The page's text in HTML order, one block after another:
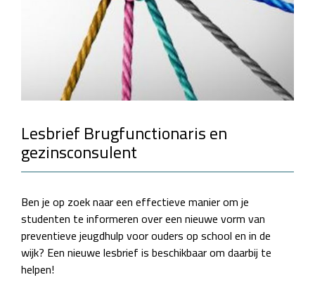
Lesbrief Brugfunctionaris en
gezinsconsulent
Ben je op zoek naar een effectieve manier om je
studenten te informeren over een nieuwe vorm van
preventieve jeugdhulp voor ouders op school en in de
wijk? Een nieuwe lesbrief is beschikbaar om daarbij te
helpen!